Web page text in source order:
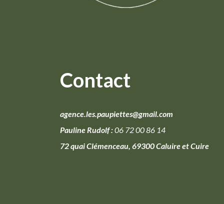
Contact
agence.les.paupiettes@gmail.com
Pauline Rudolf :06 72 00 86 14
72 quai Clémenceau, 69300 Caluire et Cuire